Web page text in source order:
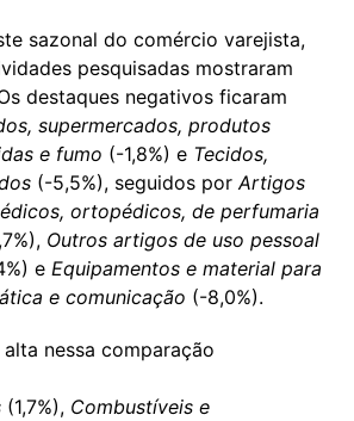
sazonal do comércio varejista,
pesquisadas mostraram
destaques negativos ficaram
supermercados, produtos
e fumo (-1,8%) e Tecidos,
(-5,5%), seguidos por Artigos
ortopédicos, de perfumaria
Outros artigos de uso pessoal
e Equipamentos e material para
e comunicação (-8,0%).
nessa comparação
(1,7%), Combustíveis e